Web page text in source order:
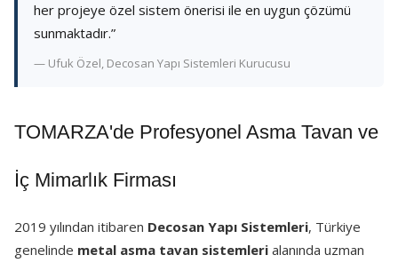
her projeye özel sistem önerisi ile en uygun çözümü
sunmaktadır.”
— Ufuk Özel, Decosan Yapı Sistemleri Kurucusu
TOMARZA'de Profesyonel Asma Tavan ve
İç Mimarlık Firması
2019 yılından itibaren Decosan Yapı Sistemleri, Türkiye
genelinde metal asma tavan sistemleri alanında uzman